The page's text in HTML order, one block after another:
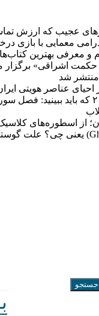
معمایی با بازی
و معرفی بهترین
اشراقی» برگزار
منتشر شد
عناصر هویتی ایران
از اسطوره‌های کلاسیک